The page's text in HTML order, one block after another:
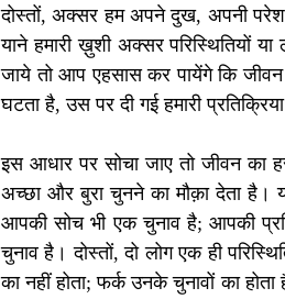
दोस्तों, अक्सर हम अपने दुख, अपनी
याने हमारी ख़ुशी अक्सर परिस्थितियों
जाये तो आप एहसास कर पायेंगे कि जीवन
घटता है, उस पर दी गई हमारी
इस आधार पर सोचा जाए तो जीवन का
अच्छा और बुरा चुनने का मौक़ा देता
आपकी सोच भी एक चुनाव है; आपकी
चुनाव है। दोस्तों, दो लोग एक ही
का नहीं होता; फर्क उनके चुनावों का